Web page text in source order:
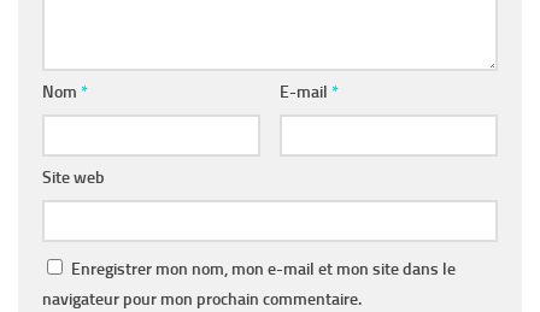
Nom * E-mail *
Site web
Enregistrer mon nom, mon e-mail et mon site dans le
navigateur pour mon prochain commentaire.